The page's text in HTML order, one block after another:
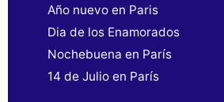
Año nuevo en Paris
Dia de los Enamorados
Nochebuena en París
14 de Julio en París